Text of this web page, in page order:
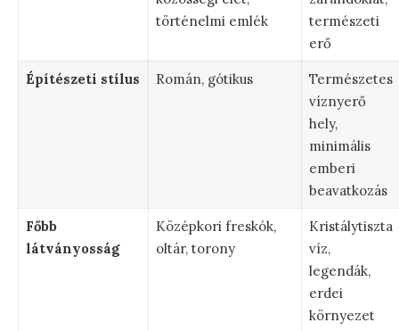
történelmi emlék
természeti
erő
Építészeti stílus Román, gótikus
Természetes
víznyerő
hely,
minimális
emberi
beavatkozás
Főbb
látványosság
Középkori freskók,
oltár, torony
Kristálytiszta
víz,
legendák,
erdei
környezet